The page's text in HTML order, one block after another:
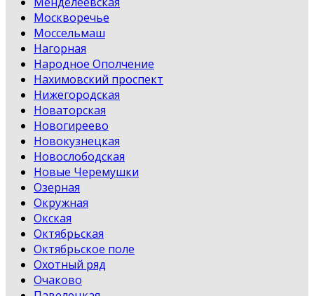
Москворечье
Моссельмаш
Нагорная
Народное Ополчение
Нахимовский проспект
Нижегородская
Новаторская
Новогиреево
Новокузнецкая
Новослободская
Новые Черемушки
Озерная
Окружная
Окская
Октябрьская
Октябрьское поле
Охотный ряд
Очаково